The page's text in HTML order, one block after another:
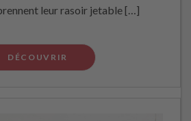
leur rasoir jetable […]
DÉCOUVRIR